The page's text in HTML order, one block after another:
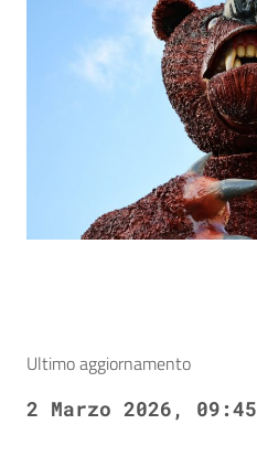
Ultimo aggiornamento
2 Marzo 2026, 09:45